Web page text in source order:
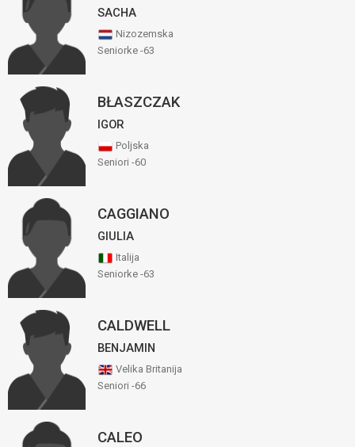
SACHA
Nizozemska
Seniorke -63
BŁASZCZAK
IGOR
Poljska
Seniori -60
CAGGIANO
GIULIA
Italija
Seniorke -63
CALDWELL
BENJAMIN
Velika Britanija
Seniori -66
CALEO